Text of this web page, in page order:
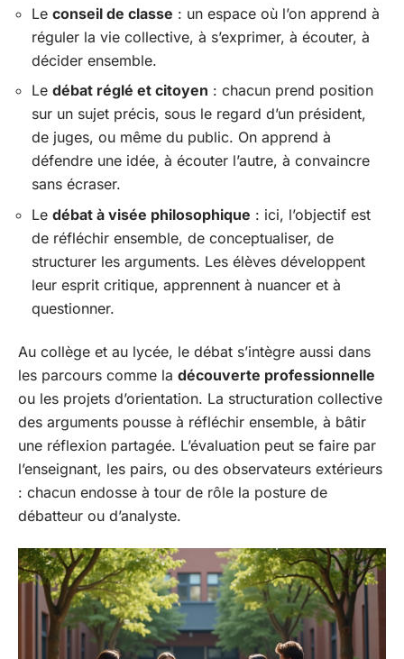
Le conseil de classe : un espace où l’on apprend à
réguler la vie collective, à s’exprimer, à écouter, à
décider ensemble.
Le débat réglé et citoyen : chacun prend position
sur un sujet précis, sous le regard d’un président,
de juges, ou même du public. On apprend à
défendre une idée, à écouter l’autre, à convaincre
sans écraser.
Le débat à visée philosophique : ici, l’objectif est
de réfléchir ensemble, de conceptualiser, de
structurer les arguments. Les élèves développent
leur esprit critique, apprennent à nuancer et à
questionner.
Au collège et au lycée, le débat s’intègre aussi dans
les parcours comme la découverte professionnelle
ou les projets d’orientation. La structuration collective
des arguments pousse à réfléchir ensemble, à bâtir
une réflexion partagée. L’évaluation peut se faire par
l’enseignant, les pairs, ou des observateurs extérieurs
: chacun endosse à tour de rôle la posture de
débatteur ou d’analyste.